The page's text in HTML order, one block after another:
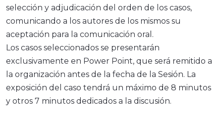
selección y adjudicación del orden de los casos,
comunicando a los autores de los mismos su
aceptación para la comunicación oral.
Los casos seleccionados se presentarán
exclusivamente en Power Point, que será remitido a
la organización antes de la fecha de la Sesión. La
exposición del caso tendrá un máximo de 8 minutos
y otros 7 minutos dedicados a la discusión.